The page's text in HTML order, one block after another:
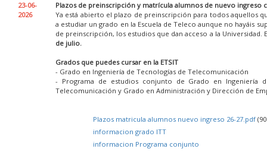
23-06-
2026
Plazos de preinscripción y matrícula alumnos de nuevo ingreso
Ya está abierto el plazo de preinscripción para todos aquellos
a estudiar un grado en la Escuela de Teleco aunque no hayáis
de preinscripción, los estudios que dan acceso a la Universidad.
de julio.
Grados que puedes cursar en la ETSIT
- Grado en Ingeniería de Tecnologías de Telecomunicación
- Programa de estudios conjunto de Grado en Ingeniería
Telecomunicación y Grado en Administración y Dirección de
Plazos matricula alumnos nuevo ingreso 26-27.pdf
informacion grado ITT
informacion Programa conjunto